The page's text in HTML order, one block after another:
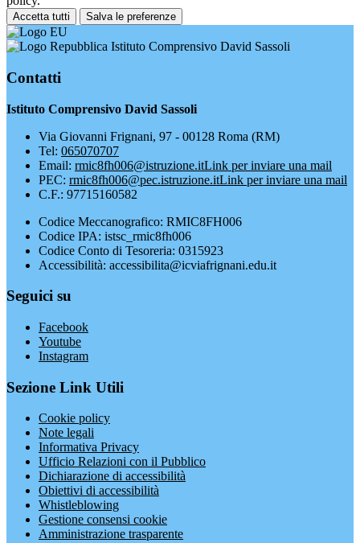
Accetta tutti Salva le preferenze
Istituto Comprensivo David Sassoli
Contatti
Istituto Comprensivo David Sassoli
Via Giovanni Frignani, 97 - 00128 Roma (RM)
Tel: 065070707
Email: rmic8fh006@istruzione.itLink per inviare una mail
PEC: rmic8fh006@pec.istruzione.itLink per inviare una mail
C.F.: 97715160582
Codice Meccanografico: RMIC8FH006
Codice IPA: istsc_rmic8fh006
Codice Conto di Tesoreria: 0315923
Accessibilità: accessibilita@icviafrignani.edu.it
Seguici su
Facebook
Youtube
Instagram
Sezione Link Utili
Cookie policy
Note legali
Informativa Privacy
Ufficio Relazioni con il Pubblico
Dichiarazione di accessibilità
Obiettivi di accessibilità
Whistleblowing
Gestione consensi cookie
Amministrazione trasparente